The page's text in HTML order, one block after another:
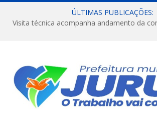
ÚLTIMAS PUBLICAÇÕES: